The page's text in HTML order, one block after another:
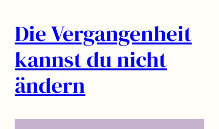
Die Vergangenheit
kannst du nicht
ändern